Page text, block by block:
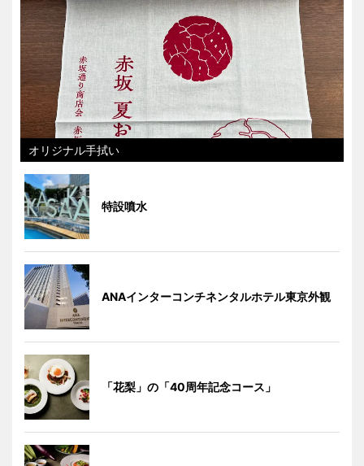
オリジナル手拭い
特設噴水
ANAインターコンチネンタルホテル東京外観
「花梨」の「40周年記念コース」